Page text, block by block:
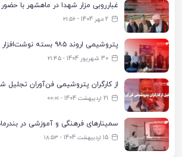
2 مهر 1404 - ۲۱:۵۶
30 شهریور 1404 - ۲۱:۴۵
از کارگران پتروشیمی فن‌آوران تجلیل
21 اردیبهشت 1404 - ۰۰:۰۱
15 اردیبهشت 1404 - ۱۸:۵۳